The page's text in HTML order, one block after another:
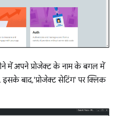
में अपने प्रोजेक्ट के नाम के बगल में
बाद, 'प्रोजेक्ट सेटिंग' पर क्लिक